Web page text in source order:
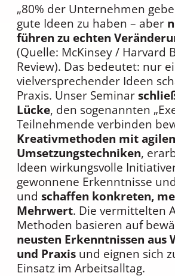
„80% der Unternehmen
gute Ideen zu haben – aber
führen zu echten
(Quelle: McKinsey / Harvard
Review). Das bedeutet: nur
vielversprechender Ideen
Praxis. Unser Seminar
Lücke, den sogenannten
Teilnehmende verbinden
Kreativmethoden mit agilen
Umsetzungstechniken,
Ideen wirkungsvolle
gewonnene Erkenntnisse
und schaffen konkreten,
Mehrwert. Die vermittelten
Methoden basieren auf
neusten Erkenntnissen aus
und Praxis und eignen sich
Einsatz im Arbeitsalltag.